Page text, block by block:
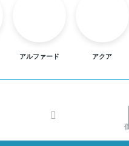
アルファード アクア